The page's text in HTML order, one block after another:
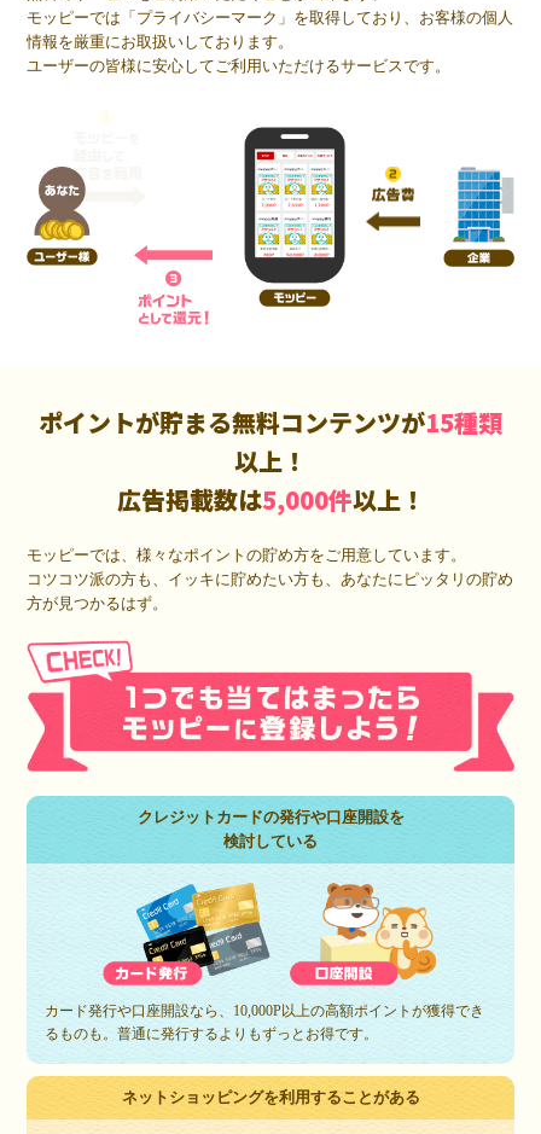
モッピーでは「プライバシーマーク」を取得しており、お客様の個人
情報を厳重にお取扱いしております。
ユーザーの皆様に安心してご利用いただけるサービスです。
ポイントが貯まる無料コンテンツが15種類
以上！
広告掲載数は5,000件以上！
モッピーでは、様々なポイントの貯め方をご用意しています。
コツコツ派の方も、イッキに貯めたい方も、あなたにピッタリの貯め
方が見つかるはず。
クレジットカードの発行や口座開設を
検討している
カード発行や口座開設なら、10,000P以上の高額ポイントが獲得でき
るものも。普通に発行するよりもずっとお得です。
ネットショッピングを利用することがある